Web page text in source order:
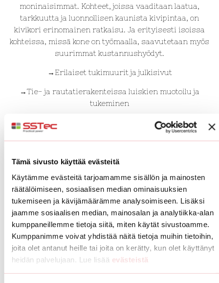
Tämä sivusto käyttää evästeitä
Käytämme evästeitä tarjoamamme sisällön ja mainosten
räätälöimiseen, sosiaalisen median ominaisuuksien
tukemiseen ja kävijämäärämme analysoimiseen. Lisäksi
jaamme sosiaalisen median, mainosalan ja analytiikka-alan
kumppaneillemme tietoja siitä, miten käytät sivustoamme.
Kumppanimme voivat yhdistää näitä tietoja muihin tietoihin,
joita olet antanut heille tai joita on kerätty, kun olet käyttänyt
heidän palvelujaan. Lue lisää evästeistä
moninaisimmat. Kohteet, joissa vaaditaan laatua,
tarkkuutta ja luonnollisen kaunista kivipintaa, on
kivikori erinomainen ratkaisu. Ja erityisesti isoissa
kohteissa, missä kone on työmaalla, saavutetaan myös
suurimmat kustannushyödyt.
→Erilaiset tukimuurit ja julkisivut
→Tie- ja rautatierakenteissa luiskien muotoilu ja
tukeminen
→Laiturinperustat, kanavat ja rantojen muotoilut
→Siltojen päätyrakenteet
→Pihojen ja puutarhojen penkereet ja alueiden
rajaaminen
→Viheralueiden muotoilu
→Rakennusten julkisivut ja sisäverhoukset,
arkkitehtuuriset ratkaisut
→Maatukimuurit